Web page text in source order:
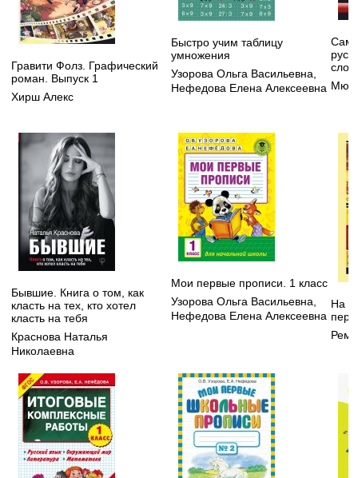
Гравити Фолз. Графический
роман. Выпуск 1
Хирш Алекс
Быстро учим таблицу
умножения
Узорова Ольга Васильевна
Нефедова Елена Алексеевна
Бывшие. Книга о том, как
класть на тех, кто хотел
класть на тебя
Краснова Наталья
Николаевна
Мои первые прописи. 1 класс
Узорова Ольга Васильевна
Нефедова Елена Алексеевна
На